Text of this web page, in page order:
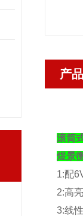
产
滚筒
煜景
1:配
2:高
3:线